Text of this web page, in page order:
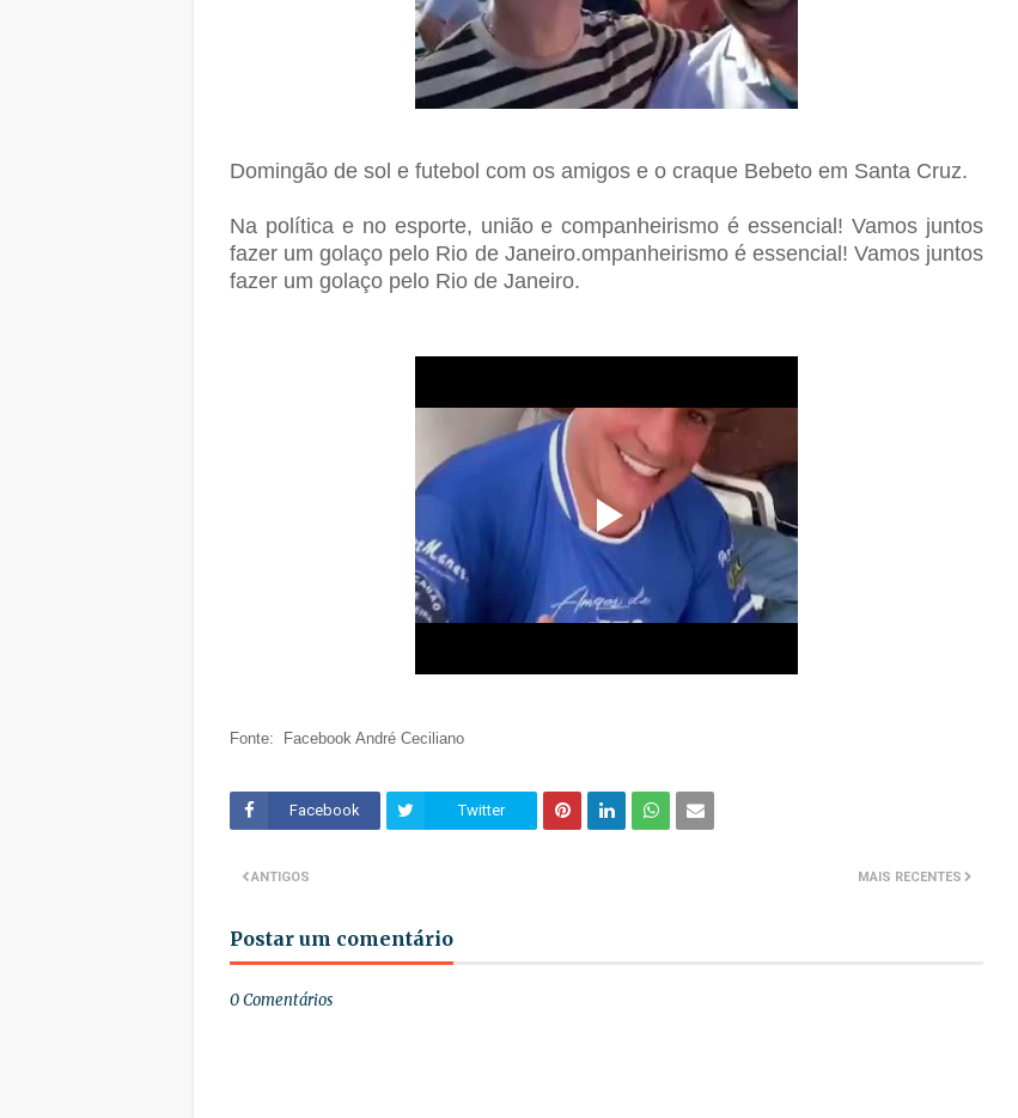
Domingão de sol e futebol com os amigos e o craque Bebeto em Santa Cruz.
Na política e no esporte, união e companheirismo é essencial! Vamos juntos
fazer um golaço pelo Rio de Janeiro.ompanheirismo é essencial! Vamos juntos
fazer um golaço pelo Rio de Janeiro.
Fonte: Facebook André Ceciliano
Facebook Twitter
MAIS RECENTES
ANTIGOS
Postar um comentário
0 Comentários